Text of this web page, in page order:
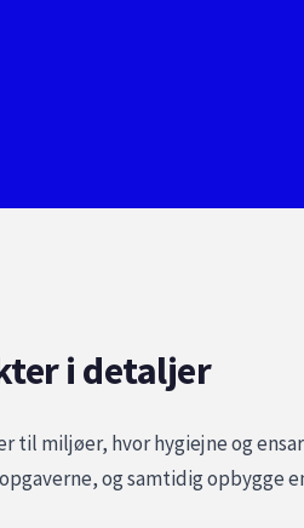
i detaljer
miljøer, hvor hygiejne og
og samtidig opbygge